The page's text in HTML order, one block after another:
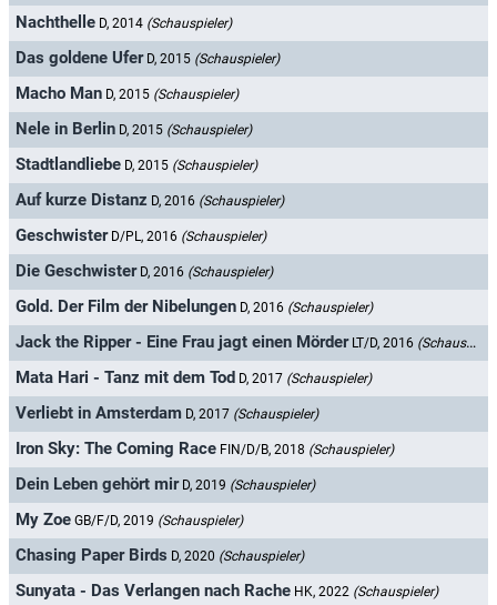
Nachthelle D, 2014 (Schauspieler)
Das goldene Ufer D, 2015 (Schauspieler)
Macho Man D, 2015 (Schauspieler)
Nele in Berlin D, 2015 (Schauspieler)
Stadtlandliebe D, 2015 (Schauspieler)
Auf kurze Distanz D, 2016 (Schauspieler)
Geschwister D/PL, 2016 (Schauspieler)
Die Geschwister D, 2016 (Schauspieler)
Gold. Der Film der Nibelungen D, 2016 (Schauspieler)
Jack the Ripper - Eine Frau jagt einen Mörder LT/D, 2016 (Schauspieler)
Mata Hari - Tanz mit dem Tod D, 2017 (Schauspieler)
Verliebt in Amsterdam D, 2017 (Schauspieler)
Iron Sky: The Coming Race FIN/D/B, 2018 (Schauspieler)
Dein Leben gehört mir D, 2019 (Schauspieler)
My Zoe GB/F/D, 2019 (Schauspieler)
Chasing Paper Birds D, 2020 (Schauspieler)
Sunyata - Das Verlangen nach Rache HK, 2022 (Schauspieler)